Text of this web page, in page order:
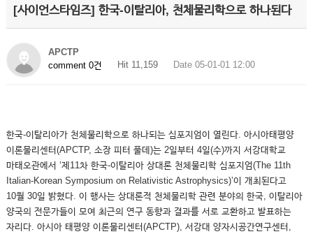
[사이언스타임즈] 한국-이탈리아, 천체물리학으로 하나된다
APCTP
comment 0건
Hit 11,159 Date 05-01-01 12:00
한국-이탈리아가 천체물리학으로 하나되는 심포지엄이 열린다. 아시아태평양
이론물리센터(APCTP, 소장 피터 풀데)는 2일부터 4일(수)까지 서강대학교
마태오관에서 ‘제11차 한국-이탈리아 상대론 천체물리학 심포지엄(The 11th
Italian-Korean Symposium on Relativistic Astrophysics)’이 개최된다고
10월 30일 밝혔다. 이 행사는 상대론적 천체물리학 관련 분야의 한국, 이탈리아
양국의 전문가들이 모여 최근의 연구 동향과 결과를 서로 교환하고 발표하는
자리다. 아시아 태평양 이론물리센터(APCTP), 서강대 양자시공간연구센터,